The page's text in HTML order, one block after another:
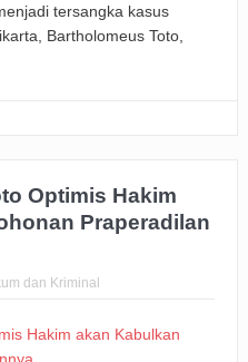
tersangka kasus
Bartholomeus Toto,
Optimis Hakim
Praperadilan
dan Kriminal